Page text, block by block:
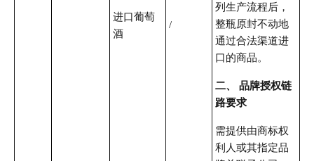
进口葡萄
酒
/
列生产流程后，
整瓶原封不动地
通过合法渠道进
口的商品。
二、 品牌授权链
路要求
需提供由商标权
利人或其指定品